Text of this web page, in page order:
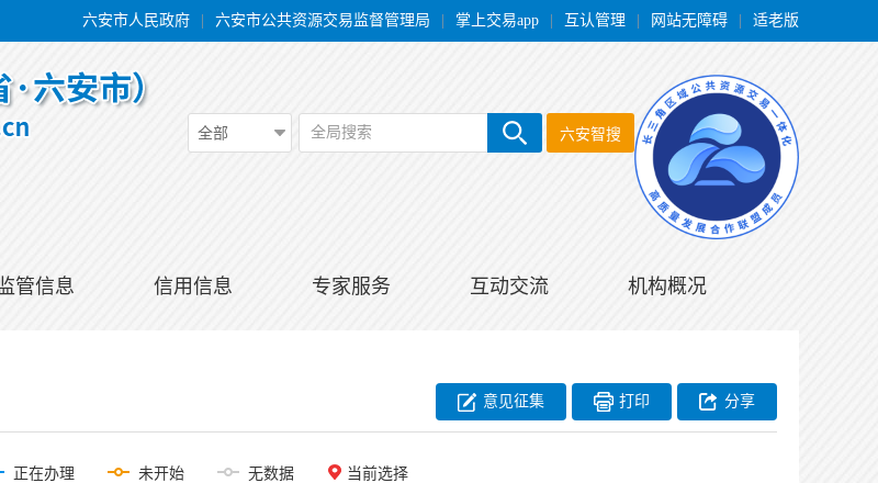
六安市人民政府 六安市公共资源交易监督管理局 掌上交易app 互认管理 网站无障碍 适老版
全部 全局搜索 六安智搜
管信息 信用信息 专家服务 互动交流 机构概况
意见征集 分享
打印
正在办理 未开始 无数据 当前选择